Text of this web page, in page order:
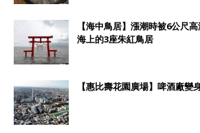
【海中鳥居】漲潮時被6公尺
海上的3座朱紅鳥居
【惠比壽花園廣場】啤酒廠變